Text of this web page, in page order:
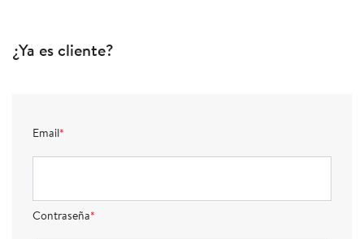
¿Ya es cliente?
Email *
Contraseña*